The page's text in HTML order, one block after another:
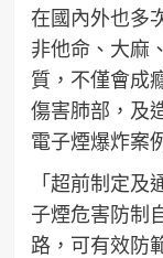
在國內外也多
非他命、大麻
質，不僅會成
傷害肺部，及
電子煙爆炸案
「超前制定
子煙危害防制
路，可有效防